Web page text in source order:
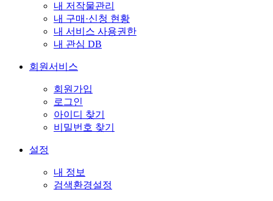
내 저작물관리
내 구매·신청 현황
내 서비스 사용권한
내 관심 DB
회원서비스
회원가입
로그인
아이디 찾기
비밀번호 찾기
설정
내 정보
검색환경설정